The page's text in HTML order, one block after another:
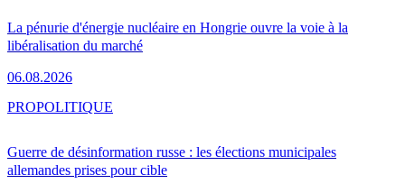
La pénurie d'énergie nucléaire en Hongrie ouvre la voie à la
libéralisation du marché
06.08.2026
Guerre de désinformation russe : les élections municipales
allemandes prises pour cible
PROPOLITIQUE